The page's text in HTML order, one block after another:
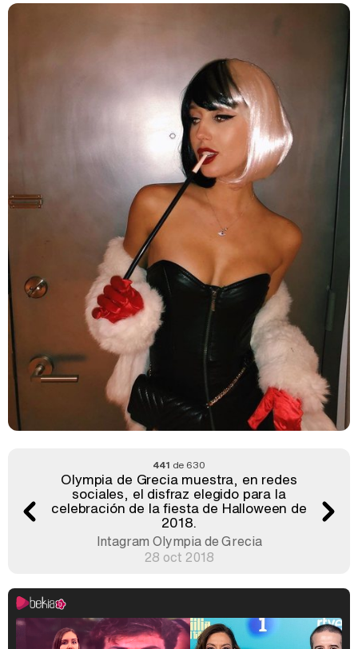
441 de 630
Olympia de Grecia muestra, en redes
sociales, el disfraz elegido para la
celebración de la fiesta de Halloween de
2018.
Intagram Olympia de Grecia
28 oct 2018